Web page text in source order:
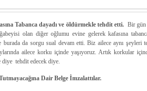
Tabanca dayadı ve öldürmekle tehdit etti. Bir gün
olan diğer oğlumu evine gelerek kafasına
da sorgu sual devam etti. Biz ailece aynı şeyleri
ailece korku içinde yaşıyoruz. Artık korkular
diye tehdit edecek diye.
Dair Belge İmzalattılar.